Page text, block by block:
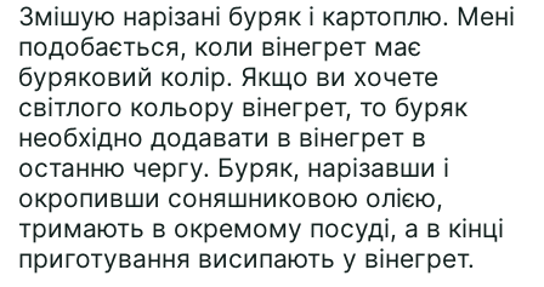
Змішую нарізані буряк і картоплю. Мені
подобається, коли вінегрет має
буряковий колір. Якщо ви хочете
світлого кольору вінегрет, то буряк
необхідно додавати в вінегрет в
останню чергу. Буряк, нарізавши і
окропивши соняшниковою олією,
тримають в окремому посуді, а в кінці
приготування висипають у вінегрет.